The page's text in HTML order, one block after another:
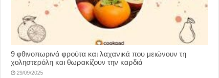
9 φθινοπωρινά φρούτα και λαχανικά που μειώνουν τη
χοληστερόλη και θωρακίζουν την καρδιά
29/09/2025